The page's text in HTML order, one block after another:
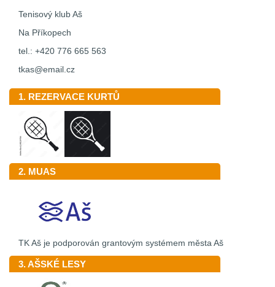
Tenisový klub Aš
Na Příkopech
tel.: +420 776 665 563
tkas@email.cz
1. REZERVACE KURTŮ
2. MUAS
TK Aš je podporován grantovým systémem města Aš
3. AŠSKÉ LESY